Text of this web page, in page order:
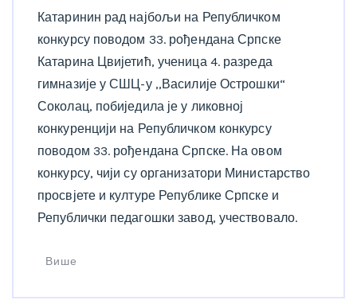
Катаринин рад најбољи на Републичком
конкурсу поводом 33. рођендана Српске
Катарина Цвијетић, ученица 4. разреда
гимназије у СШЦ-у ,,Василије Острошки“
Соколац, побиједила је у ликовној
конкуренцији на Републичком конкурсу
поводом 33. рођендана Српске. На овом
конкурсу, чији су организатори Министарство
просвјете и културе Републике Српске и
Републички педагошки завод, учествовало.
Више